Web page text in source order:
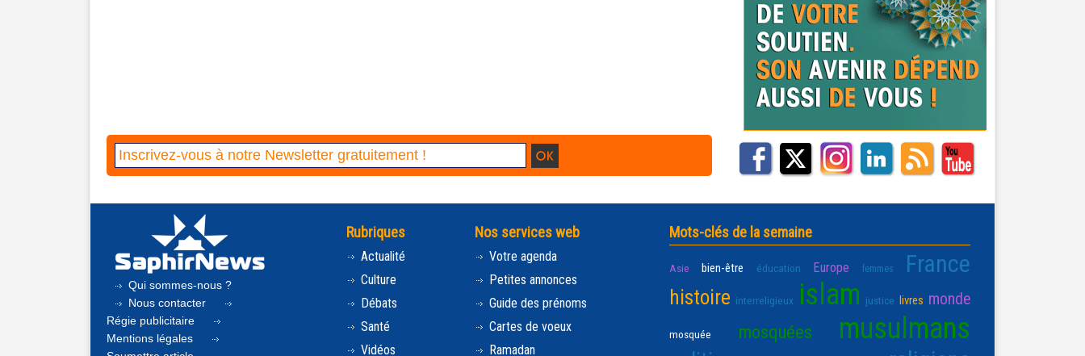
Qui sommes-nous ?
Nous contacter
Régie publicitaire
Mentions légales
Rubriques
Actualité
Culture
Débats
Santé
Vidéos
Nos services web
Votre agenda
Petites annonces
Guide des prénoms
Cartes de voeux
Ramadan
Mots-clés de la semaine
Asie bien-être éducation Europe femmes France
histoire interreligieux islam justice livres monde
mosquée mosquées musulmans